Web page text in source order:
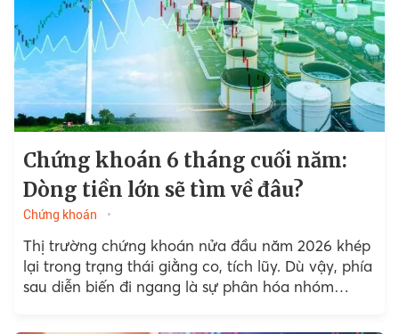
Chứng khoán 6 tháng cuối năm:
Dòng tiền lớn sẽ tìm về đâu?
Chứng khoán
Thị trường chứng khoán nửa đầu năm 2026 khép
lại trong trạng thái giằng co, tích lũy. Dù vậy, phía
sau diễn biến đi ngang là sự phân hóa nhóm